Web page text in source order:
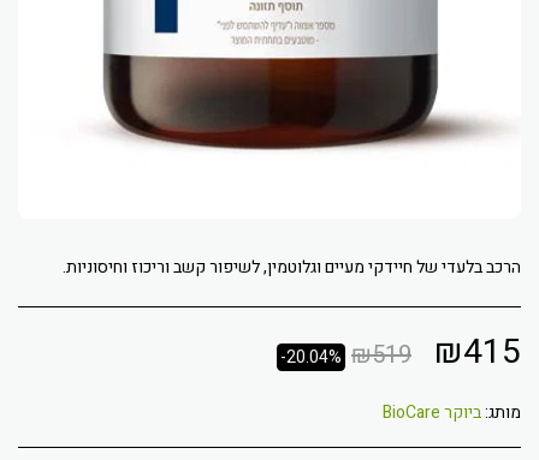
הרכב בלעדי של חיידקי מעיים וגלוטמין, לשיפור קשב וריכוז וחיסוניות.
₪415
₪519
-20.04%
מותג:ביוקר BioCare